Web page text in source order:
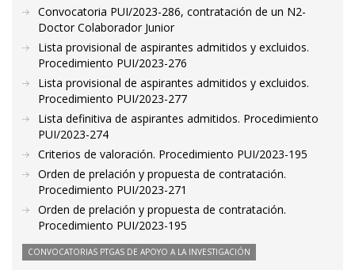
Convocatoria PUI/2023-286, contratación de un N2-
Doctor Colaborador Junior
Lista provisional de aspirantes admitidos y excluidos.
Procedimiento PUI/2023-276
Lista provisional de aspirantes admitidos y excluidos.
Procedimiento PUI/2023-277
Lista definitiva de aspirantes admitidos. Procedimiento
PUI/2023-274
Criterios de valoración. Procedimiento PUI/2023-195
Orden de prelación y propuesta de contratación.
Procedimiento PUI/2023-271
Orden de prelación y propuesta de contratación.
Procedimiento PUI/2023-195
CONVOCATORIAS PTGAS DE APOYO A LA INVESTIGACIÓN